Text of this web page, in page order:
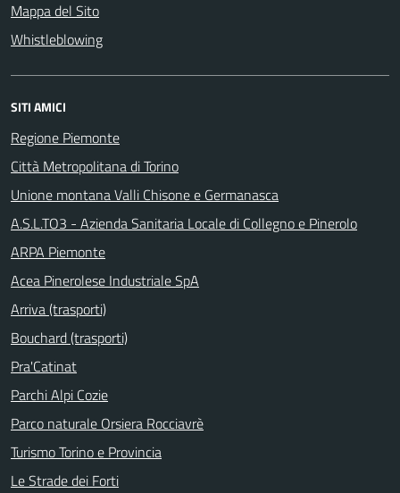
Mappa del Sito
Whistleblowing
SITI AMICI
Regione Piemonte
Città Metropolitana di Torino
Unione montana Valli Chisone e Germanasca
A.S.L.TO3 - Azienda Sanitaria Locale di Collegno e Pinerolo
ARPA Piemonte
Acea Pinerolese Industriale SpA
Arriva (trasporti)
Bouchard (trasporti)
Pra'Catinat
Parchi Alpi Cozie
Parco naturale Orsiera Rocciavrè
Turismo Torino e Provincia
Le Strade dei Forti